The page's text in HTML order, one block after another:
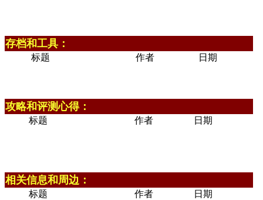
存档和工具：
标题 作者 日期
攻略和评测心得：
标题 作者 日期
相关信息和周边：
标题 作者 日期